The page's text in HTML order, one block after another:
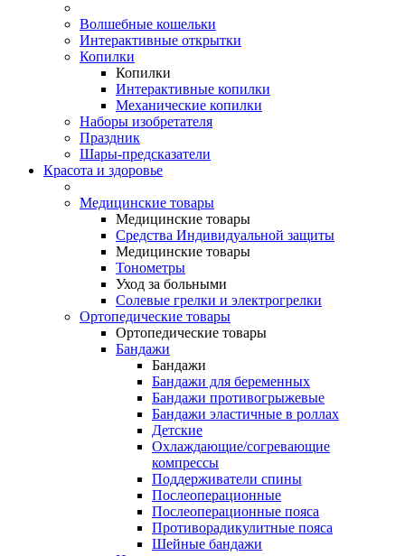
Волшебные кошельки
Интерактивные открытки
Копилки
Копилки
Интерактивные копилки
Механические копилки
Наборы изобретателя
Праздник
Шары-предсказатели
Красота и здоровье
Медицинские товары
Медицинские товары
Средства Индивидуальной защиты
Медицинские товары
Тонометры
Уход за больными
Солевые грелки и электрогрелки
Ортопедические товары
Ортопедические товары
Бандажи
Бандажи
Бандажи для беременных
Бандажи противогрыжевые
Бандажи эластичные в роллах
Детские
Охлаждающие/согревающие
компрессы
Поддерживатели спины
Послеоперационные
Послеоперационные пояса
Противорадикулитные пояса
Шейные бандажи